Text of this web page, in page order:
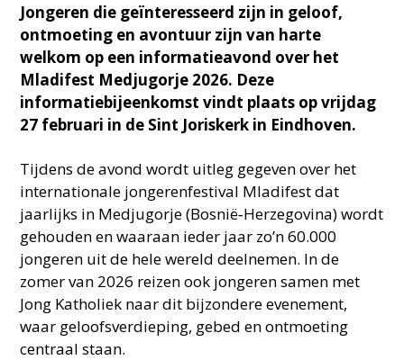
Jongeren die geïnteresseerd zijn in geloof,
ontmoeting en avontuur zijn van harte
welkom op een informatieavond over het
Mladifest Medjugorje 2026. Deze
informatiebijeenkomst vindt plaats op vrijdag
27 februari in de Sint Joriskerk in Eindhoven.
Tijdens de avond wordt uitleg gegeven over het
internationale jongerenfestival Mladifest dat
jaarlijks in Medjugorje (Bosnië‑Herzegovina) wordt
gehouden en waaraan ieder jaar zo’n 60.000
jongeren uit de hele wereld deelnemen. In de
zomer van 2026 reizen ook jongeren samen met
Jong Katholiek naar dit bijzondere evenement,
waar geloofsverdieping, gebed en ontmoeting
centraal staan.